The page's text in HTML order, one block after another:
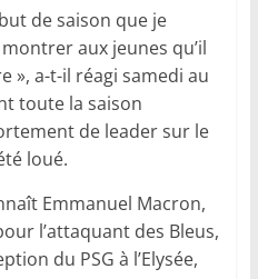
de saison que je
aux jeunes qu’il
», a-t-il réagi samedi au
toute la saison
de leader sur le
loué.
Emmanuel Macron,
l’attaquant des Bleus,
du PSG à l’Elysée,